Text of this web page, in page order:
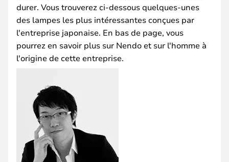
durer. Vous trouverez ci-dessous quelques-unes
des lampes les plus intéressantes conçues par
l'entreprise japonaise. En bas de page, vous
pourrez en savoir plus sur Nendo et sur l'homme à
l'origine de cette entreprise.